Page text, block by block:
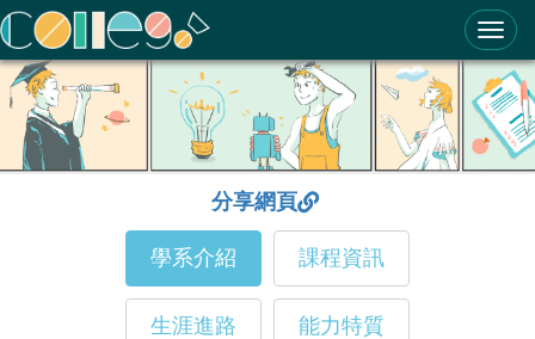
ColleGo! 大學選才與高中育才輔助系統
分享網頁
學系介紹 課程資訊
生涯進路 能力特質